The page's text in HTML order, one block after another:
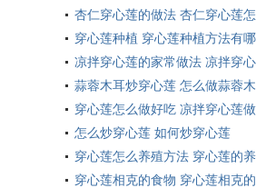
杏仁穿心莲的做法 杏仁穿心莲
穿心莲种植 穿心莲种植方法有
凉拌穿心莲的家常做法 凉拌穿
蒜蓉木耳炒穿心莲 怎么做蒜蓉
穿心莲怎么做好吃 凉拌穿心莲
怎么炒穿心莲 如何炒穿心莲
穿心莲怎么养殖方法 穿心莲的
穿心莲相克的食物 穿心莲相克